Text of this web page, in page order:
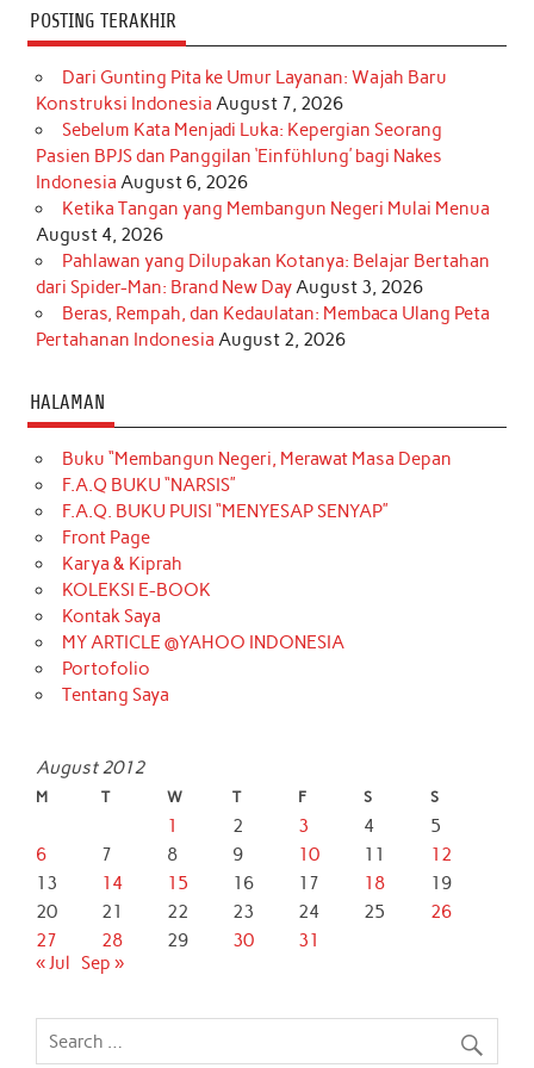
POSTING TERAKHIR
Dari Gunting Pita ke Umur Layanan: Wajah Baru
Konstruksi Indonesia August 7, 2026
Sebelum Kata Menjadi Luka: Kepergian Seorang
Pasien BPJS dan Panggilan ‘Einfühlung’ bagi Nakes
Indonesia August 6, 2026
Ketika Tangan yang Membangun Negeri Mulai Menua
August 4, 2026
Pahlawan yang Dilupakan Kotanya: Belajar Bertahan
dari Spider-Man: Brand New DayAugust 3, 2026
Beras, Rempah, dan Kedaulatan: Membaca Ulang Peta
Pertahanan Indonesia August 2, 2026
HALAMAN
Buku “Membangun Negeri, Merawat Masa Depan
F.A.Q BUKU “NARSIS”
F.A.Q. BUKU PUISI “MENYESAP SENYAP”
Front Page
Karya & Kiprah
KOLEKSI E-BOOK
Kontak Saya
MY ARTICLE @YAHOO INDONESIA
Portofolio
Tentang Saya
August 2012
M T W T F S S
1 2 3 4
5
6
7 8 9 10 11
12
13
14 15 16 17 18
19
20
21 22 23 24 25
26
27
28 29 30
31
« Jul
Sep »